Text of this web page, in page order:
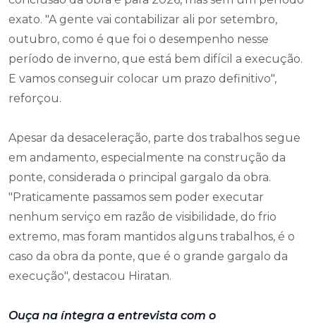
exato. "A gente vai contabilizar ali por setembro,
outubro, como é que foi o desempenho nesse
período de inverno, que está bem difícil a execução.
E vamos conseguir colocar um prazo definitivo",
reforçou.
Apesar da desaceleração, parte dos trabalhos segue
em andamento, especialmente na construção da
ponte, considerada o principal gargalo da obra.
"Praticamente passamos sem poder executar
nenhum serviço em razão de visibilidade, do frio
extremo, mas foram mantidos alguns trabalhos, é o
caso da obra da ponte, que é o grande gargalo da
execução", destacou Hiratan.
Ouça na íntegra a entrevista com o